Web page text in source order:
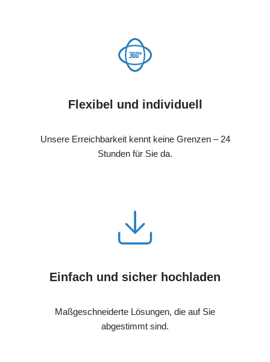
Flexibel und individuell
Unsere Erreichbarkeit kennt keine Grenzen – 24
Stunden für Sie da.
Einfach und sicher hochladen
Maßgeschneiderte Lösungen, die auf Sie
abgestimmt sind.